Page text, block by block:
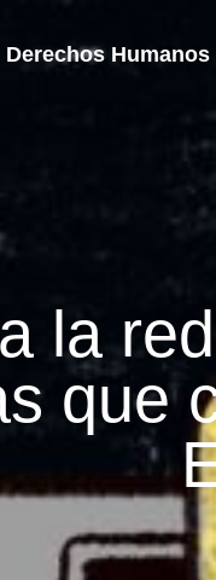
Derechos Humanos
la
que